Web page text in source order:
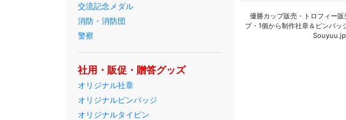
交流記念メダル
消防・消防団
警察
社用・販促・贈答グッズ
オリジナル社章
オリジナルピンバッジ
オリジナルタイピン
優勝カップ販売・トロフィー
プ・1個から制作社章＆ピンバ